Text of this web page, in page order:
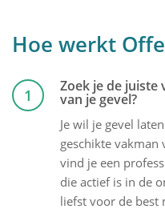
Hoe werkt
1 Zoek je de juiste
van je gevel?
Je wil je gevel
geschikte vakman
vind je een
die actief is in de
liefst voor de best